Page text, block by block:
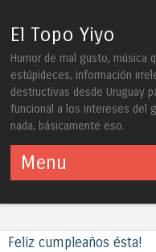
El Topo Yiyo
Humor de mal gusto, música
estúpideces, información
destructivas desde Uruguay
funcional a los intereses del
nada, básicamente eso.
Menu
Feliz cumpleaños ésta!